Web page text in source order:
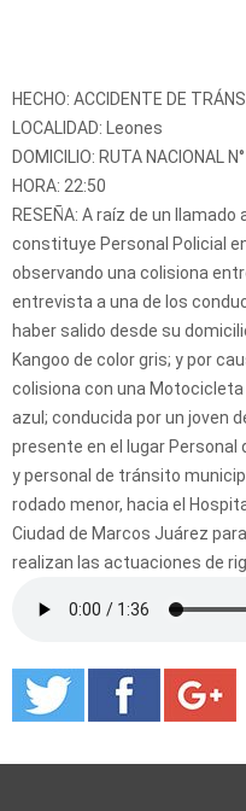
HECHO: ACCIDENTE DE
LOCALIDAD: Leones
DOMICILIO: RUTA NACIONAL
HORA: 22:50
RESEÑA: A raíz de un
constituye Personal Policial
observando una colisiona
entrevista a una de los
haber salido desde su
Kangoo de color gris; y por
colisiona con una
azul; conducida por un joven
presente en el lugar Personal
y personal de tránsito
rodado menor, hacia el
Ciudad de Marcos Juárez
realizan las actuaciones de